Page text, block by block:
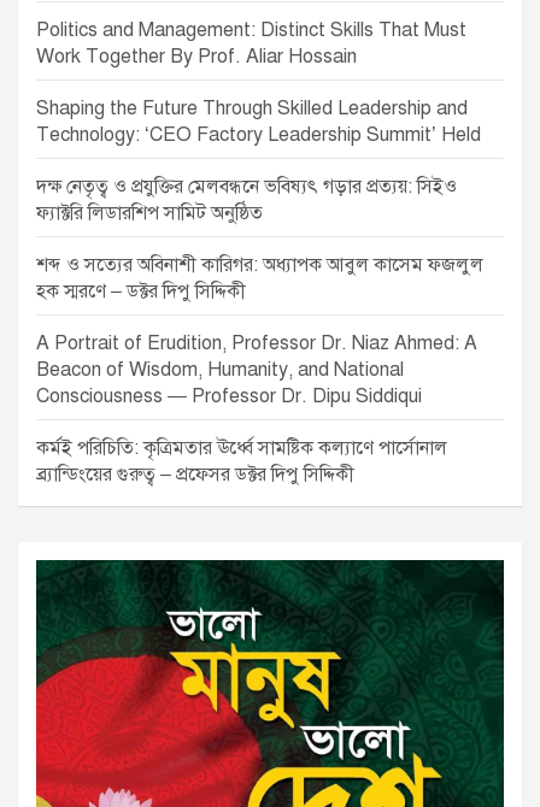
Politics and Management: Distinct Skills That Must
Work Together By Prof. Aliar Hossain
Shaping the Future Through Skilled Leadership and
Technology: ‘CEO Factory Leadership Summit’ Held
দক্ষ নেতৃত্ব ও প্রযুক্তির মেলবন্ধনে ভবিষ্যৎ গড়ার প্রত্যয়: সিইও
ফ্যাক্টরি লিডারশিপ সামিট অনুষ্ঠিত
শব্দ ও সত্যের অবিনাশী কারিগর: অধ্যাপক আবুল কাসেম ফজলুল
হক স্মরণে – ডক্টর দিপু সিদ্দিকী
A Portrait of Erudition, Professor Dr. Niaz Ahmed: A
Beacon of Wisdom, Humanity, and National
Consciousness — Professor Dr. Dipu Siddiqui
কর্মই পরিচিতি: কৃত্রিমতার ঊর্ধ্বে সামষ্টিক কল্যাণে পার্সোনাল
ব্র্যান্ডিংয়ের গুরুত্ব – প্রফেসর ডক্টর দিপু সিদ্দিকী